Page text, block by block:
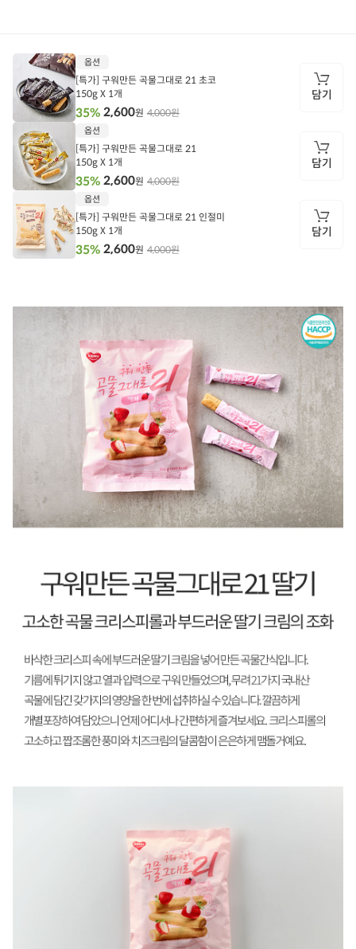
상
보
담
옵션
[특가] 구워만든 곡물그대로 21 초코
150g X 1개
4,000원
35% 2,600원
담기
담
옵션
[특가] 구워만든 곡물그대로 21
150g X 1개
4,000원
35% 2,600원
담기
담
옵션
[특가] 구워만든 곡물그대로 21 인절미
150g X 1개
4,000원
35% 2,600원
담기